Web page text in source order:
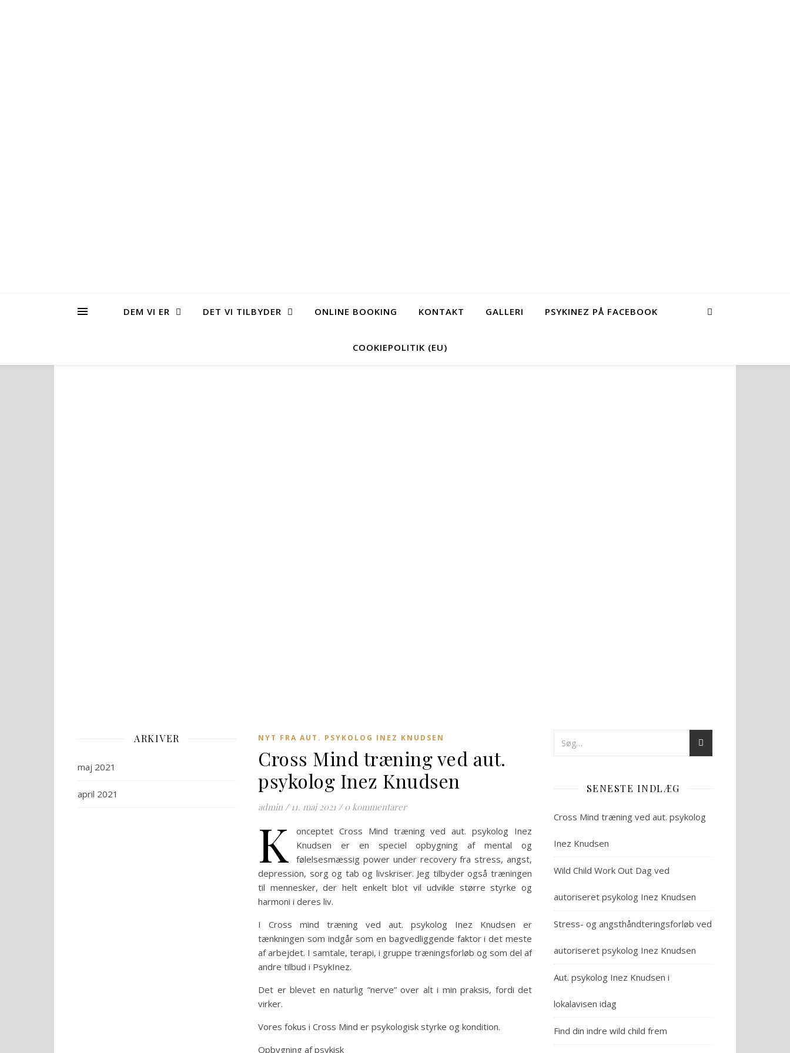
DEM VI ER DET VI TILBYDER ONLINE BOOKING KONTAKT GALLERI PSYKINEZ PÅ FACEBOOK
COOKIEPOLITIK (EU)
ARKIVER
maj 2021
april 2021
NYT FRA AUT. PSYKOLOG INEZ KNUDSEN
Cross Mind træning ved aut.
psykolog Inez Knudsen
admin / 11. maj 2021 / 0 kommentarer
K
onceptet Cross Mind træning ved aut. psykolog Inez
Knudsen er en speciel opbygning af mental og
følelsesmæssig power under recovery fra stress, angst,
depression, sorg og tab og livskriser. Jeg tilbyder også træningen
til mennesker, der helt enkelt blot vil udvikle større styrke og
harmoni i deres liv.
I Cross mind træning ved aut. psykolog Inez Knudsen er
tænkningen som indgår som en bagvedliggende faktor i det meste
af arbejdet. I samtale, terapi, i gruppe træningsforløb og som del af
andre tilbud i PsykInez.
Det er blevet en naturlig ”nerve” over alt i min praksis, fordi det
virker.
Vores fokus i Cross Mind er psykologisk styrke og kondition.
Opbygning af psykisk
SENESTE INDLÆG
Cross Mind træning ved aut. psykolog
Inez Knudsen
Wild Child Work Out Dag ved
autoriseret psykolog Inez Knudsen
Stress- og angsthåndteringsforløb ved
autoriseret psykolog Inez Knudsen
Aut. psykolog Inez Knudsen i
lokalavisen idag
Find din indre wild child frem